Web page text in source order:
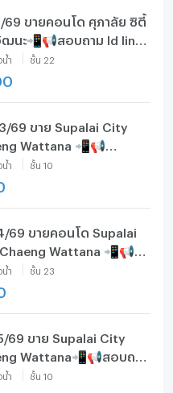
าลัย ซิตี้
นะ📲📢สอบถาม ld line
น้ำ ชั้น 22
Supalai City
Wattana 📲📢
@condoboy
น้ำ ชั้น 10
ขายคอนโด Supalai
Wattana 📲📢
@condoboy
น้ำ ชั้น 23
City
Wattana📲📢สอบถาม
น้ำ ชั้น 10